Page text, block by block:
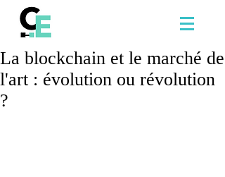
La blockchain et le marché de
l'art : évolution ou révolution
?